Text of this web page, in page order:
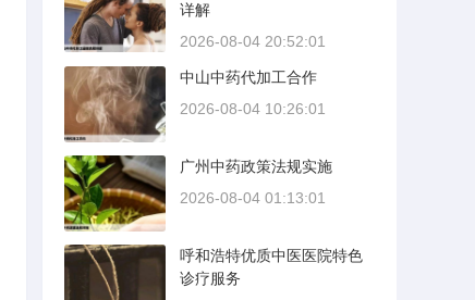
详解
2026-08-04 20:52:01
中山中药代加工合作
2026-08-04 10:26:01
广州中药政策法规实施
2026-08-04 01:13:01
呼和浩特优质中医医院特色
诊疗服务